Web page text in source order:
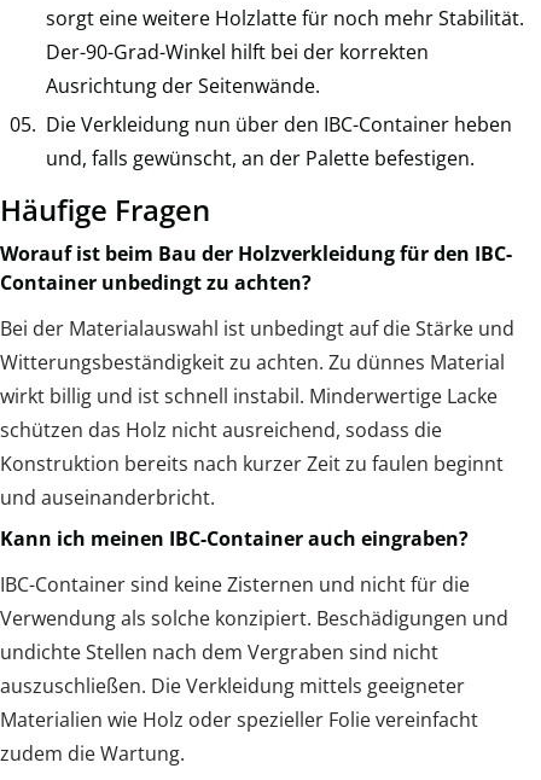
sorgt eine weitere Holzlatte für noch mehr Stabilität.
Der-90-Grad-Winkel hilft bei der korrekten
Ausrichtung der Seitenwände.
Die Verkleidung nun über den IBC-Container heben
und, falls gewünscht, an der Palette befestigen.
Häufige Fragen
Worauf ist beim Bau der Holzverkleidung für den IBC-
Container unbedingt zu achten?
Bei der Materialauswahl ist unbedingt auf die Stärke und
Witterungsbeständigkeit zu achten. Zu dünnes Material
wirkt billig und ist schnell instabil. Minderwertige Lacke
schützen das Holz nicht ausreichend, sodass die
Konstruktion bereits nach kurzer Zeit zu faulen beginnt
und auseinanderbricht.
Kann ich meinen IBC-Container auch eingraben?
IBC-Container sind keine Zisternen und nicht für die
Verwendung als solche konzipiert. Beschädigungen und
undichte Stellen nach dem Vergraben sind nicht
auszuschließen. Die Verkleidung mittels geeigneter
Materialien wie Holz oder spezieller Folie vereinfacht
zudem die Wartung.